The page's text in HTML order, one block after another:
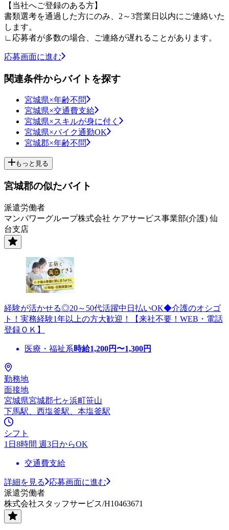
【当社へご登録のある方】
書類選考を通過した方にのみ、2～3営業日以内にご連絡いた
します。
∟応募者が多数の場合、ご連絡が遅れることがあります。
応募画面に進む
関連条件からバイトを探す
宮城県×年齢不問
宮城県×交通費支給
宮城県×スキルが身に付く
宮城県×バイク通勤OK
宮城郡×年齢不問
もっと見る
宮城郡の似たバイト
派遣労働者
マンパワーグループ株式会社 ケアサービス事業部(介護) 仙
台支店
経験が活かせる◎20～50代活躍中日払いOK◆介護のオシゴ
ト！実務経験1年以上の方大歓迎！【来社不要！WEB・電話
登録ＯＫ】
医療・福祉系時給1,200円〜1,300円
勤務地
面接地
宮城県宮城郡七ヶ浜町笹山
下馬駅、西塩釜駅、本塩釜駅
シフト
1日8時間 週3日からOK
交通費支給
詳細を見る
応募画面に進む
派遣労働者
株式会社スタッフサービス/H10463671